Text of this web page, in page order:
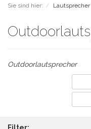
Sie sind hier: Lautsprecher
Outdoorlautsprecher